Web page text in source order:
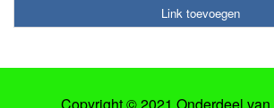
Link toevoegen